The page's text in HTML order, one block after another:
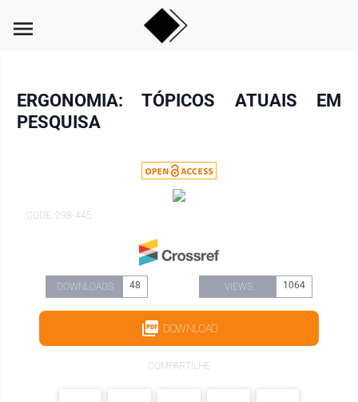
menu
ERGONOMIA: TÓPICOS ATUAIS EM
PESQUISA
CODE: 298-445
DOWNLOADS 48 VIEWS 1064
DOWNLOAD
COMPARTILHE